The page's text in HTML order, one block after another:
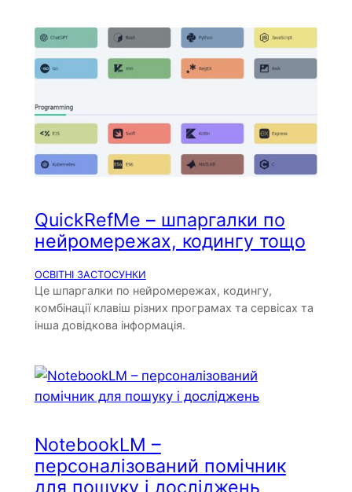
QuickRefMe – шпаргалки по
нейромережах, кодингу тощо
ОСВІТНІ ЗАСТОСУНКИ
Це шпаргалки по нейромережах, кодингу,
комбінації клавіш різних програмах та сервісах та
інша довідкова інформація.
NotebookLM –
персоналізований помічник
для пошуку і досліджень